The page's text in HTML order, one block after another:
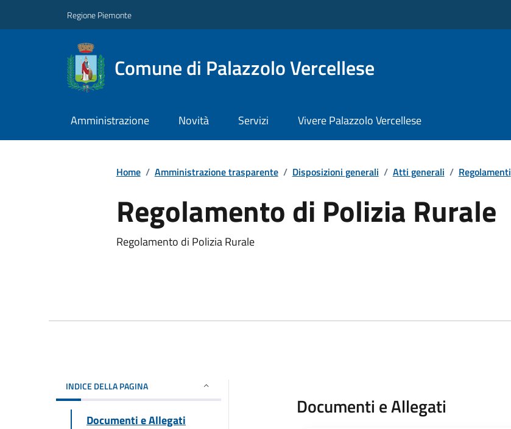
Regione Piemonte
Comune di Palazzolo Vercellese
Amministrazione Novità Servizi Vivere Palazzolo Vercellese
Home / Amministrazione trasparente / Disposizioni generali / Atti generali / Regolamenti
Regolamento di Polizia Rurale
Regolamento di Polizia Rurale
INDICE DELLA PAGINA
Documenti e Allegati
Documenti e Allegati